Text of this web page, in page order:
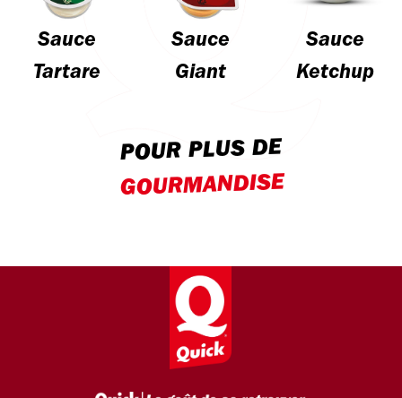
Sauce
Tartare
Sauce
Giant
Sauce
Ketchup
POUR PLUS DE
GOURMANDISE